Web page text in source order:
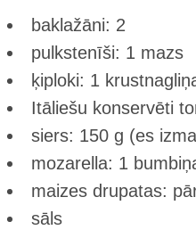
baklažāni: 2
pulkstenīši: 1 mazs
ķiploki: 1
Itāliešu konservēti
siers: 150 g (es
mozarella: 1
maizes drupatas:
sāls